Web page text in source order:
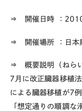
⇒ 開催日時 ：
⇒ 開催場所 ：日
⇒ 概要説明（ねらい
7月に改正臓器移植
による臓器移植が7
「想定通りの順調な